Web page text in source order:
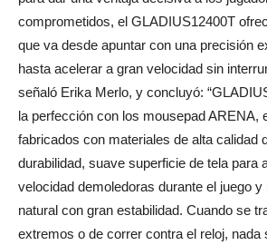
comprometidos, el GLADIUS12400T
que va desde apuntar con una precisión
hasta acelerar a gran velocidad sin
señaló Erika Merlo, y concluyó:
la perfección con los mousepad ARENA,
fabricados con materiales de alta calidad
durabilidad, suave superficie de tela para
velocidad demoledoras durante el juego
natural con gran estabilidad. Cuando se
extremos o de correr contra el reloj, nada